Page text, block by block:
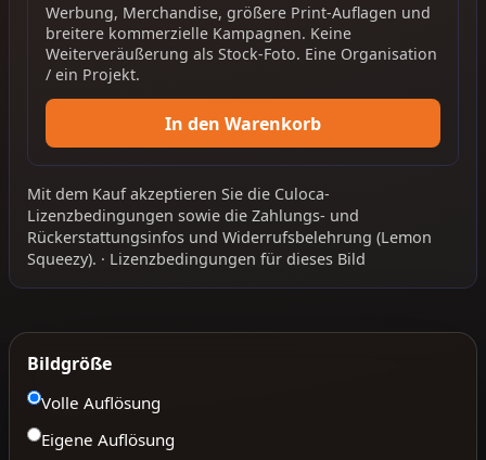
Werbung, Merchandise, größere Print-Auflagen und
breitere kommerzielle Kampagnen. Keine
Weiterveräußerung als Stock-Foto. Eine Organisation
/ ein Projekt.
In den Warenkorb
Mit dem Kauf akzeptieren Sie die Culoca-
Lizenzbedingungen sowie die Zahlungs- und
Rückerstattungsinfos und Widerrufsbelehrung (Lemon
Squeezy). · Lizenzbedingungen für dieses Bild
Bildgröße
Volle Auflösung
Eigene Auflösung